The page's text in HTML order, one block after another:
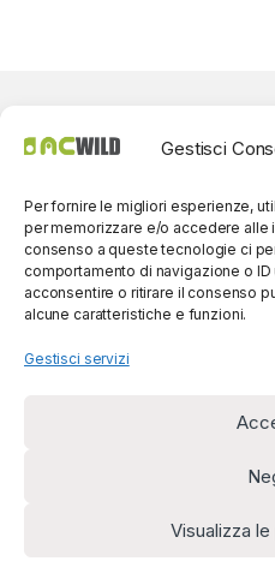
Gestisci
Per fornire le migliori esperienze,
per memorizzare e/o accedere alle
consenso a queste tecnologie ci
comportamento di navigazione o
acconsentire o ritirare il consenso
alcune caratteristiche e funzioni.
Gestisci servizi
Visualizza